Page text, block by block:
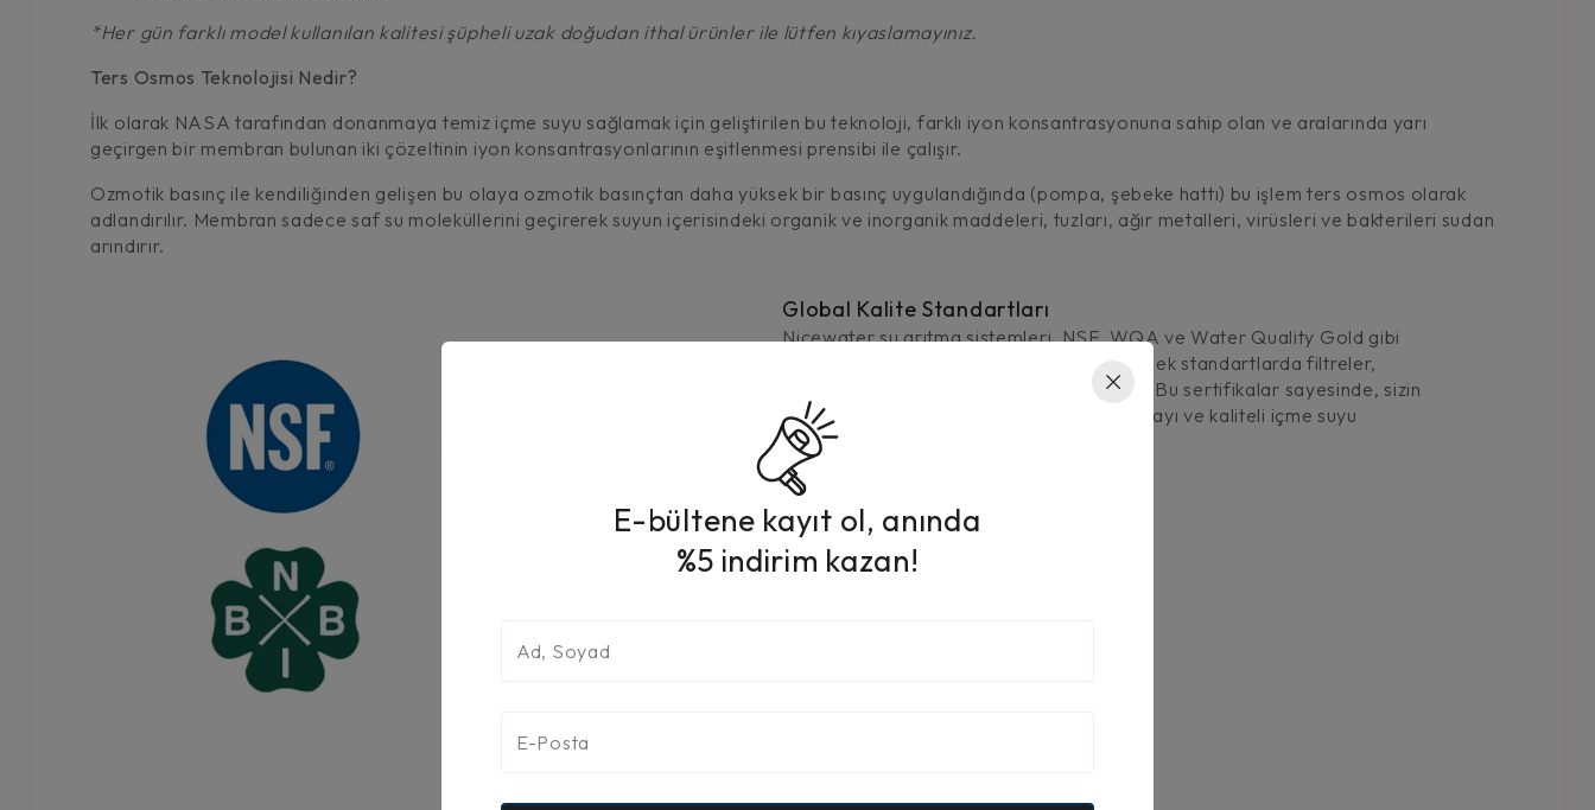
*Her gün farklı model kullanılan kalitesi şüpheli uzak doğudan ithal ürünler ile lütfen kıyaslamayınız.
Ters Osmos Teknolojisi Nedir?
İlk olarak NASA tarafından donanmaya temiz içme suyu sağlamak için geliştirilen bu teknoloji, farklı iyon konsantrasyonuna sahip olan ve aralarında yarı
geçirgen bir membran bulunan iki çözeltinin iyon konsantrasyonlarının eşitlenmesi prensibi ile çalışır.
Ozmotik basınç ile kendiliğinden gelişen bu olaya ozmotik basınçtan daha yüksek bir basınç uygulandığında (pompa, şebeke hattı) bu işlem ters osmos olarak
adlandırılır. Membran sadece saf su moleküllerini geçirerek suyun içerisindeki organik ve inorganik maddeleri, tuzları, ağır metalleri, virüsleri ve bakterileri sudan
arındırır.
Global Kalite Standartları
Nicewater su arıtma sistemleri, NSF, WQA ve Water Quality Gold gibi
prestijli uluslararası sertifikalara sahip yüksek standartlarda filtreler,
musluklar ve depo tankları kullanmaktadır. Bu sertifikalar sayesinde, sizin
ve ailenizin sağlığını en üst düzeyde korumayı ve kaliteli içme suyu
sağlamayı taahhüt ediyoruz.
E-bültene kayıt ol, anında
%5 indirim kazan!